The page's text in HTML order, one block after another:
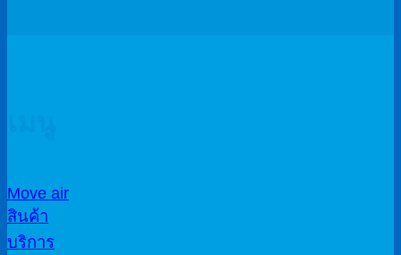
Move air
สินค้า
บริการ